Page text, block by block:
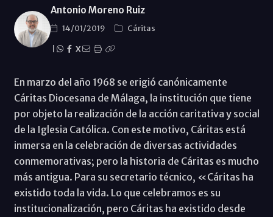
Antonio Moreno Ruiz
14/01/2019
Cáritas
X
En marzo del año 1968 se erigió canónicamente
Cáritas Diocesana de Málaga, la institución que tiene
por objeto la realización de la acción caritativa y social
de la Iglesia Católica. Con este motivo, Cáritas está
inmersa en la celebración de diversas actividades
conmemorativas; pero la historia de Cáritas es mucho
más antigua. Para su secretario técnico, «Cáritas ha
existido toda la vida. Lo que celebramos es su
institucionalización, pero Cáritas ha existido desde